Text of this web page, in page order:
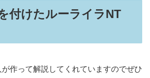
付けたルーライラNT
作って解説してくれていますのでぜひ